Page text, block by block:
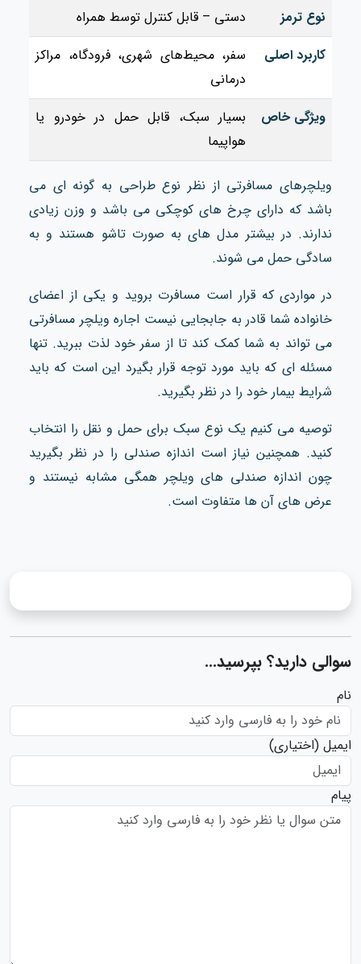
نوع ترمز
دستی – قابل کنترل توسط همراه
کاربرد اصلی
سفر، محیط‌های شهری، فرودگاه، مراکز
درمانی
ویژگی خاص
بسیار سبک، قابل حمل در خودرو یا
هواپیما
ویلچرهای مسافرتی از نظر نوع طراحی به گونه ای می
باشد که دارای چرخ های کوچکی می باشد و وزن زیادی
ندارند. در بیشتر مدل های به صورت تاشو هستند و به
سادگی حمل می‌ شوند.
در مواردی که قرار است مسافرت بروید و یکی از اعضای
خانواده شما قادر به جابجایی نیست اجاره ویلچر مسافرتی
می تواند به شما کمک کند تا از سفر خود لذت ببرید. تنها
مسئله ای که باید مورد توجه قرار بگیرد این است که باید
شرایط بیمار خود را در نظر بگیرید.
توصیه می کنیم یک نوع سبک برای حمل و نقل را انتخاب
کنید. همچنین نیاز است اندازه صندلی را در نظر بگیرید
چون اندازه صندلی های ویلچر همگی مشابه نیستند و
عرض های آن ها متفاوت است.
سوالی دارید؟ بپرسید...
نام
ایمیل (اختیاری)
پیام